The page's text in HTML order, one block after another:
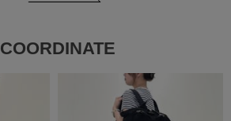
COORDINATE